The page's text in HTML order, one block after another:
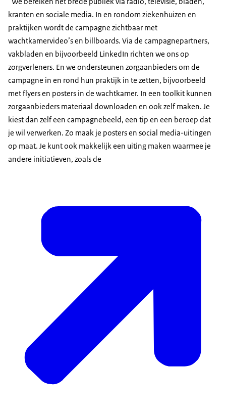
kranten en sociale media. In en rondom ziekenhuizen en
praktijken wordt de campagne zichtbaar met
wachtkamervideo’s en billboards. Via de campagnepartners,
vakbladen en bijvoorbeeld LinkedIn richten we ons op
zorgverleners. En we ondersteunen zorgaanbieders om de
campagne in en rond hun praktijk in te zetten, bijvoorbeeld
met flyers en posters in de wachtkamer. In een toolkit kunnen
zorgaanbieders materiaal downloaden en ook zelf maken. Je
kiest dan zelf een campagnebeeld, een tip en een beroep dat
je wil verwerken. Zo maak je posters en social media-uitingen
op maat. Je kunt ook makkelijk een uiting maken waarmee je
andere initiatieven, zoals de